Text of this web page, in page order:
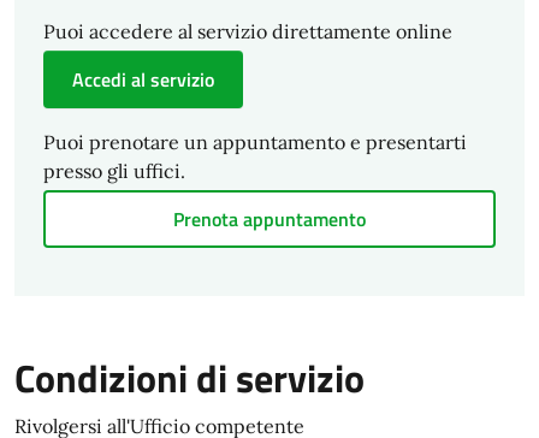
Puoi accedere al servizio direttamente online
Accedi al servizio
Puoi prenotare un appuntamento e presentarti
presso gli uffici.
Prenota appuntamento
Condizioni di servizio
Rivolgersi all'Ufficio competente